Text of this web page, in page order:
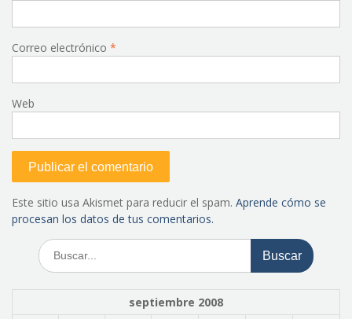
Correo electrónico *
Web
Este sitio usa Akismet para reducir el spam. Aprende cómo se
procesan los datos de tus comentarios.
Buscar:
septiembre 2008